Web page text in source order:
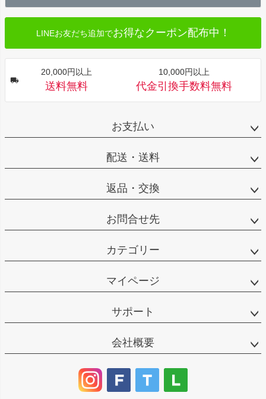
へ
LINEお友だち追加でお得なクーポン配布中！
20,000円以上
送料無料
10,000円以上
代金引換手数料無料
お支払い
配送・送料
返品・交換
お問合せ先
カテゴリー
マイページ
サポート
会社概要